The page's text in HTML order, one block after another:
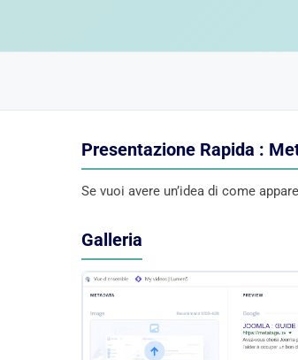
Presentazione Rapida :
Se vuoi avere un’idea di come
Galleria